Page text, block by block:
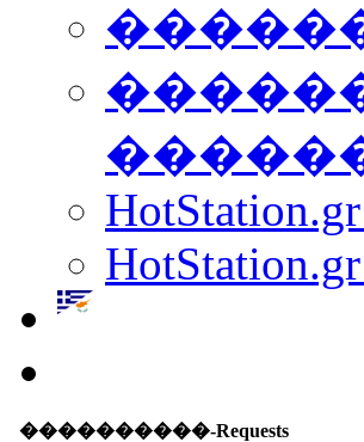
����������-Requests